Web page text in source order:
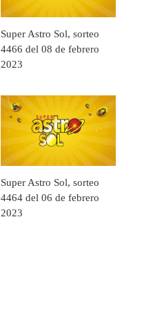
Super Astro Sol, sorteo
4466 del 08 de febrero
2023
Super Astro Sol, sorteo
4464 del 06 de febrero
2023